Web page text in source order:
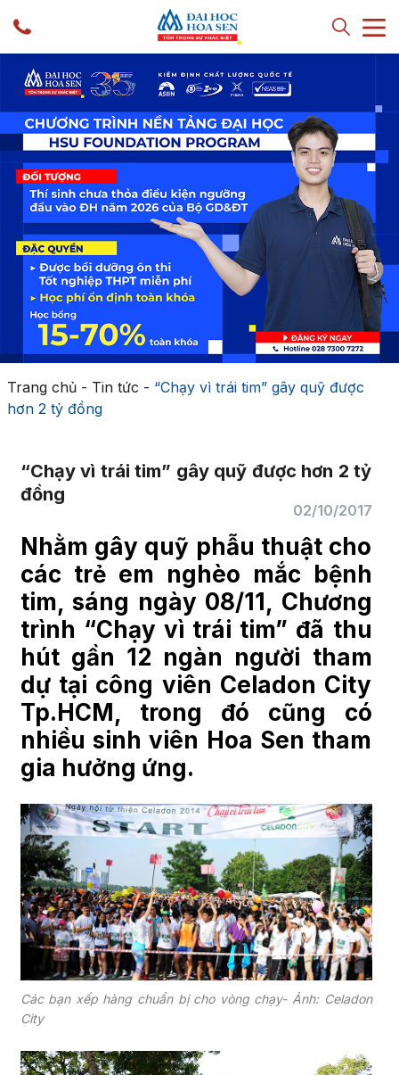
Trang chủ- Tin tức - “Chạy vì trái tim” gây quỹ được
hơn 2 tỷ đồng
“Chạy vì trái tim” gây quỹ được hơn 2 tỷ
đồng
02/10/2017
Nhằm gây quỹ phẫu thuật cho
các trẻ em nghèo mắc bệnh
tim, sáng ngày 08/11, Chương
trình “Chạy vì trái tim” đã thu
hút gần 12 ngàn người tham
dự tại công viên Celadon City
Tp.HCM, trong đó cũng có
nhiều sinh viên Hoa Sen tham
gia hưởng ứng.
Các bạn xếp hàng chuẩn bị cho vòng chạy- Ảnh: Celadon
City